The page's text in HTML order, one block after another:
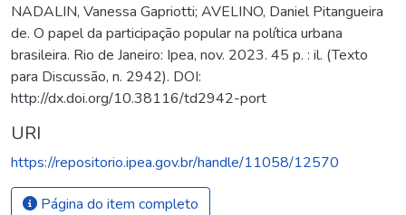
NADALIN, Vanessa Gapriotti; AVELINO, Daniel Pitangueira
de. O papel da participação popular na política urbana
brasileira. Rio de Janeiro: Ipea, nov. 2023. 45 p. : il. (Texto
para Discussão, n. 2942). DOI:
http://dx.doi.org/10.38116/td2942-port
URI
https://repositorio.ipea.gov.br/handle/11058/12570
Página do item completo